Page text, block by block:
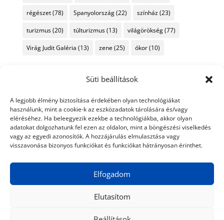
Süti beállítások
A legjobb élmény biztosítása érdekében olyan technológiákat
használunk, mint a cookie-k az eszközadatok tárolására és/vagy
eléréséhez. Ha beleegyezik ezekbe a technológiákba, akkor olyan
adatokat dolgozhatunk fel ezen az oldalon, mint a böngészési viselkedés
vagy az egyedi azonosítók. A hozzájárulás elmulasztása vagy
visszavonása bizonyos funkciókat és funkciókat hátrányosan érinthet.
Elfogadom
Elutasítom
régészet(78) Spanyolország(22) színház(23)
turizmus(20) túlturizmus(13) világörökség(77)
Virág Judit Galéria (13) zene (25) ókor(10)